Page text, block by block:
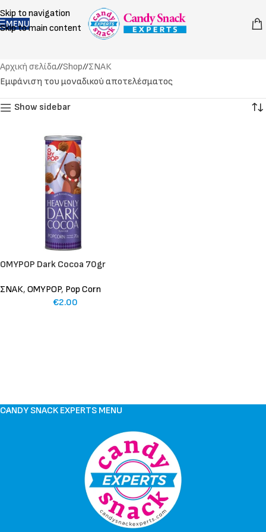
Skip to navigation
Skip to main content
MENU
Αρχική σελίδα/ Shop/ ΣΝΑΚ
Εμφάνιση του μοναδικού αποτελέσματος
Show sidebar
OMYPOP Dark Cocoa 70gr
ΣΝΑΚ, OMYPOP, Pop Corn
€2.00
CANDY SNACK EXPERTS MENU